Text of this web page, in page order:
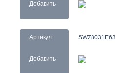
Добавить
Артикул
Добавить